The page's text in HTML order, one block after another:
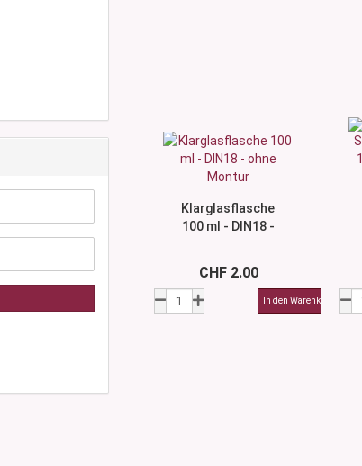
Klarglasflasche
100 ml - DIN18 -
CHF 2.00